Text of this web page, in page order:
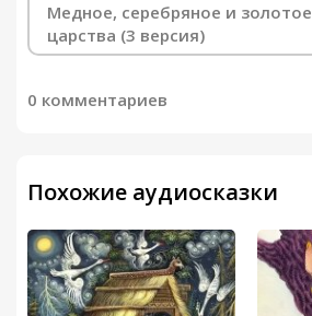
Медное, серебряное и золотое
царства (3 версия)
0 комментариев
Похожие аудиосказки